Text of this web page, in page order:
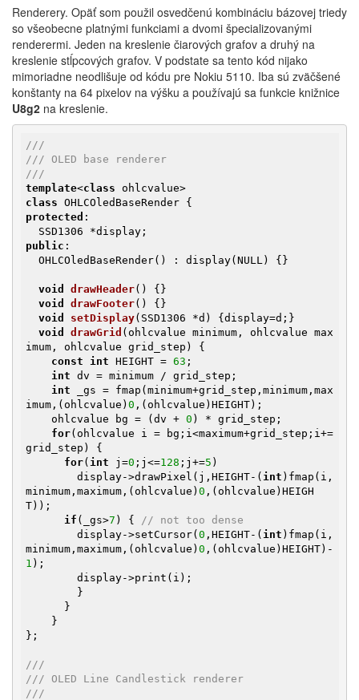
Renderery. Opäť som použil osvedčenú kombináciu bázovej triedy
so všeobecne platnými funkciami a dvomi špecializovanými
renderermi. Jeden na kreslenie čiarových grafov a druhý na
kreslenie stĺpcových grafov. V podstate sa tento kód nijako
mimoriadne neodlišuje od kódu pre Nokiu 5110. Iba sú zväčšené
konštanty na 64 pixelov na výšku a používajú sa funkcie knižnice
U8g2 na kreslenie.
///
/// OLED base renderer
///
template<class
class
protected :
public :
void drawHeader()
{}
void
drawFooter()
{}
void
setDisplay(SSD1306 *d)
{display=d;}
void
drawGrid (ohlcvalue minimum, ohlcvalue max
imum, ohlcvalue grid_step)
{
const
int HEIGHT = 63 ;
int dv = minimum / grid_step;
int _gs = fmap(minimum+grid_step,minimum,max
imum,(ohlcvalue) 0 ,(ohlcvalue)HEIGHT);
    ohlcvalue bg = (dv +
0 ) * grid_step;
for(ohlcvalue i = bg;i<maximum+grid_step;i+=
grid_step) {
for( int j=0 ;j<=128 ;j+=5 )
        display->drawPixel(j,HEIGHT-(
int )fmap(i,
minimum,maximum,(ohlcvalue) 0 ,(ohlcvalue)HEIGH
T));
if (_gs>7 ) { // not too dense
        display->setCursor(
0 ,HEIGHT-( int )fmap(i,
minimum,maximum,(ohlcvalue) 0 ,(ohlcvalue)HEIGHT)-
1 );
};
///
/// OLED Line Candlestick renderer
///